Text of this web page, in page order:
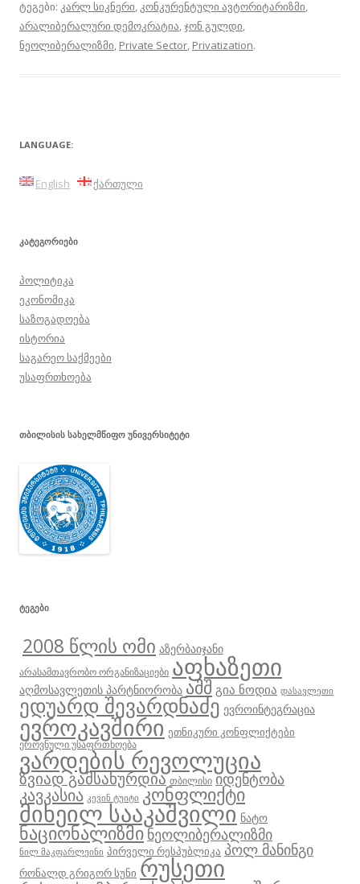
ტეგები: კარლ სიკნერი,კონკურენტული ავტორიტარიზმი,
არალიბერალური დემოკრატია,ჯონ გულდი,
ნეოლიბერალიზმი, Private Sector, Privatization.
LANGUAGE:
English ქართული
ᲙᲐᲢᲔᲒᲝᲠᲘᲔᲑᲘ
პოლიტიკა
ეკონომიკა
საზოგადოება
ისტორია
საგარეო საქმეები
უსაფრთხოება
ᲗᲑᲘᲚᲘᲡᲘᲡ ᲡᲐᲮᲔᲚᲛᲬᲘᲤᲝ ᲣᲜᲘᲕᲔᲠᲡᲘᲢᲔᲢᲘ
ᲢᲔᲒᲔᲑᲘ
2008 წლის ომი აზერბაიჯანი
არასამთავრობო ორგანიზაციები აფხაზეთი
აღმოსავლეთის პარტნიორობა აშშ გია ნოდია დასავლეთი
ედუარდ შევარდნაძე ევროინტეგრაცია
ევროკავშირი ეთნიკური კონფლიქტები
ეროვნული უსაფრთხოება
ვარდების რევოლუცია
ზვიად გამსახურდია თბილისი იდენტობა
კავკასია კევინ ტუიტი კონფლიქტი
მიხეილ სააკაშვილი ნატო
ნაციონალიზმინეოლიბერალიზმი
ნილ მაკფარლეინი პირველი რესპუბლიკა პოლ მანინგი
რონალდ გრიგორ სუნი რუსეთი